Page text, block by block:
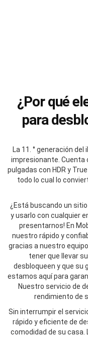
¿Por qué
para
La 11. ° generación
impresionante. Cuenta
pulgadas con HDR y
todo lo cual lo
¿Está buscando un
y usarlo con cualquier
presentarnos! En
nuestro rápido y
gracias a nuestro
tener que llevar
desbloqueen y que su
estamos aquí para
Nuestro servicio de
rendimiento de
Sin interrumpir el
rápido y eficiente de
comodidad de su